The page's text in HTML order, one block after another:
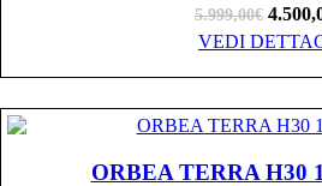
5.999,00€
VEDI
ORBEA TERRA H30